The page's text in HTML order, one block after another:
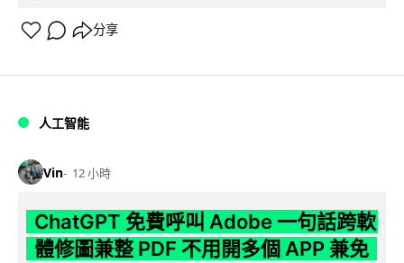
分享
人工智能
Vin 12 小時
ChatGPT 免費呼叫 Adobe 一句話跨軟
體修圖兼整 PDF 不用開多個 APP 兼免